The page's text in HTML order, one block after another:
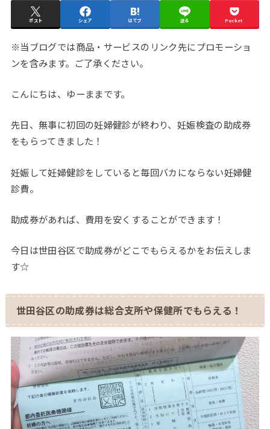
ポスト シェア はてブ 送る Pocket
※当ブログでは商品・サービスのリンク先にプロモーショ
ンを含みます。ご了承ください。
こんにちは、ゆーままです。
先日、無事に初回の妊婦健診が終わり、妊娠検査の助成券
をもらってきました！
妊娠して妊婦健診をしていると毎回バカにならない妊婦健
診費。
助成券があれば、費用を安くすることができます！
今日は世田谷区で助成券がどこでもらえるかをお伝えしま
す☆
世田谷区の助成券は総合支所や保健所でもらえる！